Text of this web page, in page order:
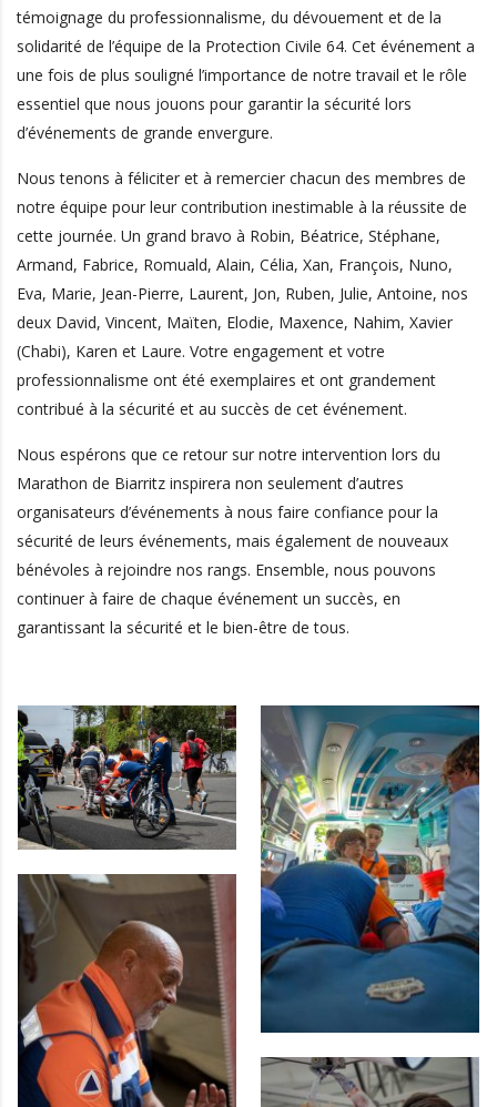
témoignage du professionnalisme, du dévouement et de la
solidarité de l’équipe de la Protection Civile 64. Cet événement a
une fois de plus souligné l’importance de notre travail et le rôle
essentiel que nous jouons pour garantir la sécurité lors
d’événements de grande envergure.
Nous tenons à féliciter et à remercier chacun des membres de
notre équipe pour leur contribution inestimable à la réussite de
cette journée. Un grand bravo à Robin, Béatrice, Stéphane,
Armand, Fabrice, Romuald, Alain, Célia, Xan, François, Nuno,
Eva, Marie, Jean-Pierre, Laurent, Jon, Ruben, Julie, Antoine, nos
deux David, Vincent, Maïten, Elodie, Maxence, Nahim, Xavier
(Chabi), Karen et Laure. Votre engagement et votre
professionnalisme ont été exemplaires et ont grandement
contribué à la sécurité et au succès de cet événement.
Nous espérons que ce retour sur notre intervention lors du
Marathon de Biarritz inspirera non seulement d’autres
organisateurs d’événements à nous faire confiance pour la
sécurité de leurs événements, mais également de nouveaux
bénévoles à rejoindre nos rangs. Ensemble, nous pouvons
continuer à faire de chaque événement un succès, en
garantissant la sécurité et le bien-être de tous.